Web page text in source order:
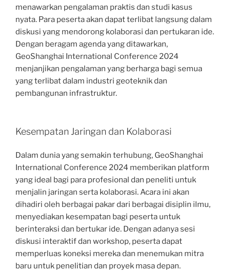
menawarkan pengalaman praktis dan studi kasus
nyata. Para peserta akan dapat terlibat langsung dalam
diskusi yang mendorong kolaborasi dan pertukaran ide.
Dengan beragam agenda yang ditawarkan,
GeoShanghai International Conference 2024
menjanjikan pengalaman yang berharga bagi semua
yang terlibat dalam industri geoteknik dan
pembangunan infrastruktur.
Kesempatan Jaringan dan Kolaborasi
Dalam dunia yang semakin terhubung, GeoShanghai
International Conference 2024 memberikan platform
yang ideal bagi para profesional dan peneliti untuk
menjalin jaringan serta kolaborasi. Acara ini akan
dihadiri oleh berbagai pakar dari berbagai disiplin ilmu,
menyediakan kesempatan bagi peserta untuk
berinteraksi dan bertukar ide. Dengan adanya sesi
diskusi interaktif dan workshop, peserta dapat
memperluas koneksi mereka dan menemukan mitra
baru untuk penelitian dan proyek masa depan.